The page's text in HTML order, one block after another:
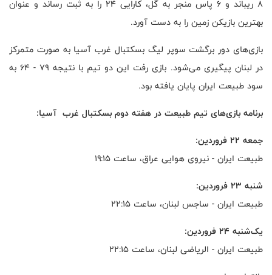
۸ ریباند و ۶ پاس منجر به گل، کارایی ۲۴ را به ثبت رساند و عنوان
بهترین بازیکن زمین را به دست آورد.
بازی‌های دور برگشت سوپر لیگ بسکتبال غرب آسیا به صورت متمرکز
در لبنان پیگیری می‌شود. بازی رفت این دو تیم با نتیجه ۷۹ - ۶۴ به
سود طبیعت ایران پایان یافته بود.
برنامه بازی‌های تیم طبیعت در هفته دوم بسکتبال غرب آسیا:
جمعه ۲۲ فروردین:
طبیعت ایران - نیروی هوایی عراق، ساعت ۱۹:۱۵
شنبه ۲۳ فروردین:
طبیعت ایران - ساجس لبنان، ساعت ۲۲:۱۵
یک‌شنبه ۲۴ فروردین:
طبیعت ایران - الریاضی لبنان، ساعت ۲۲:۱۵